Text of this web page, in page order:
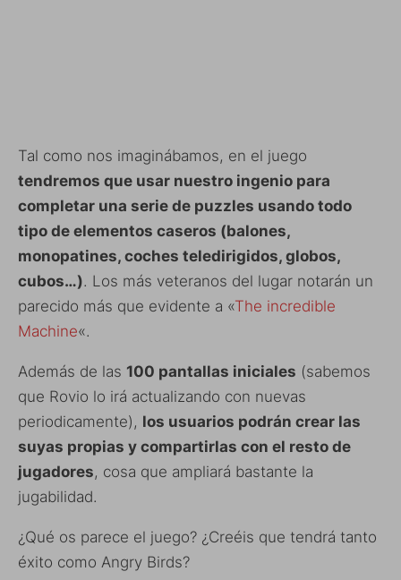
Tal como nos imaginábamos, en el juego
tendremos que usar nuestro ingenio para
completar una serie de puzzles usando todo
tipo de elementos caseros (balones,
monopatines, coches teledirigidos, globos,
cubos…). Los más veteranos del lugar notarán un
parecido más que evidente a «The incredible
Machine«.
Además de las 100 pantallas iniciales (sabemos
que Rovio lo irá actualizando con nuevas
periodicamente), los usuarios podrán crear las
suyas propias y compartirlas con el resto de
jugadores, cosa que ampliará bastante la
jugabilidad.
¿Qué os parece el juego? ¿Creéis que tendrá tanto
éxito como Angry Birds?